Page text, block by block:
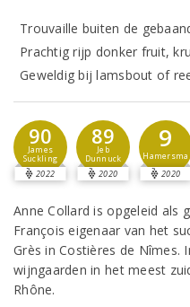
Trouvaille buiten de
Prachtig rijp donker fruit,
Geweldig bij lamsbout of
90
James
Suckling
2022
89
Jeb
Dunnuck
2020
9
Hamersma
2020
Anne Collard is opgeleid als
François eigenaar van het
Grès in Costières de Nîmes.
wijngaarden in het meest
Rhône.